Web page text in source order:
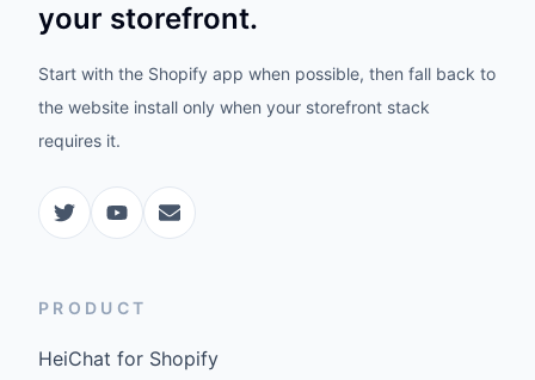
your storefront.
Start with the Shopify app when possible, then fall back to
the website install only when your storefront stack
requires it.
PRODUCT
HeiChat for Shopify